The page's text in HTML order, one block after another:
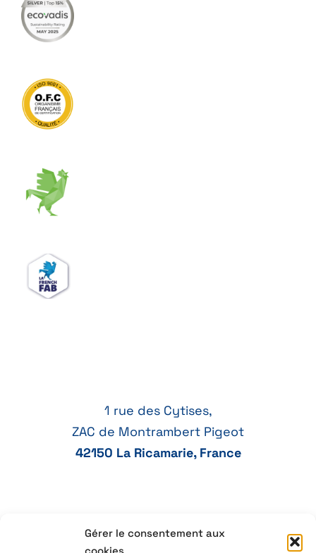
Gérer le consentement aux
1 rue des Cytises,
ZAC de Montrambert Pigeot
42150 La Ricamarie, France
+33 77 41 21 47